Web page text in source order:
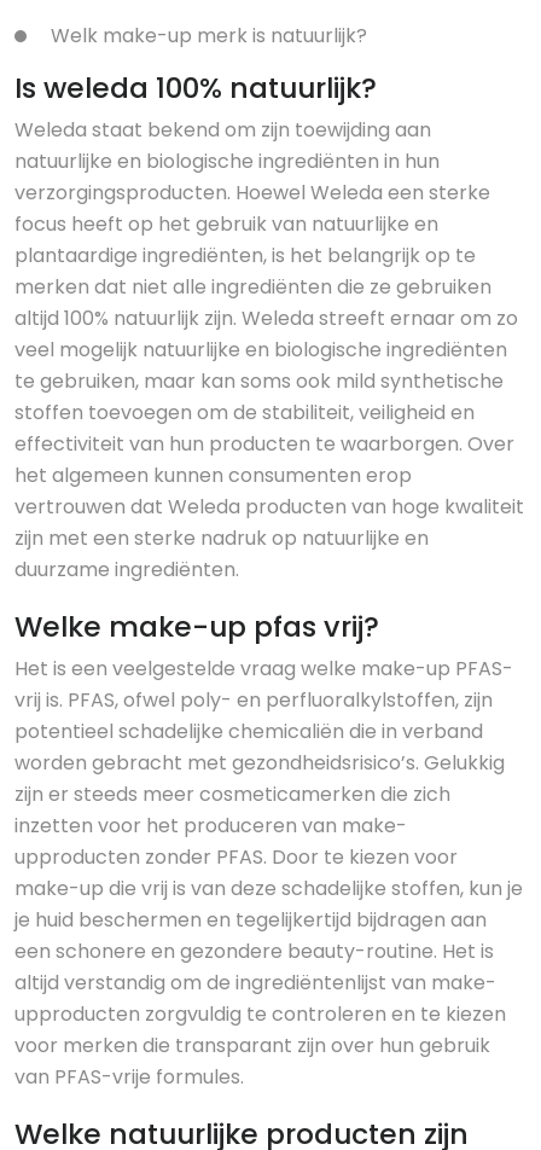
Welk make-up merk is natuurlijk?
Is weleda 100% natuurlijk?
Weleda staat bekend om zijn toewijding aan
natuurlijke en biologische ingrediënten in hun
verzorgingsproducten. Hoewel Weleda een sterke
focus heeft op het gebruik van natuurlijke en
plantaardige ingrediënten, is het belangrijk op te
merken dat niet alle ingrediënten die ze gebruiken
altijd 100% natuurlijk zijn. Weleda streeft ernaar om zo
veel mogelijk natuurlijke en biologische ingrediënten
te gebruiken, maar kan soms ook mild synthetische
stoffen toevoegen om de stabiliteit, veiligheid en
effectiviteit van hun producten te waarborgen. Over
het algemeen kunnen consumenten erop
vertrouwen dat Weleda producten van hoge kwaliteit
zijn met een sterke nadruk op natuurlijke en
duurzame ingrediënten.
Welke make-up pfas vrij?
Het is een veelgestelde vraag welke make-up PFAS-
vrij is. PFAS, ofwel poly- en perfluoralkylstoffen, zijn
potentieel schadelijke chemicaliën die in verband
worden gebracht met gezondheidsrisico’s. Gelukkig
zijn er steeds meer cosmeticamerken die zich
inzetten voor het produceren van make-
upproducten zonder PFAS. Door te kiezen voor
make-up die vrij is van deze schadelijke stoffen, kun je
je huid beschermen en tegelijkertijd bijdragen aan
een schonere en gezondere beauty-routine. Het is
altijd verstandig om de ingrediëntenlijst van make-
upproducten zorgvuldig te controleren en te kiezen
voor merken die transparant zijn over hun gebruik
van PFAS-vrije formules.
Welke natuurlijke producten zijn